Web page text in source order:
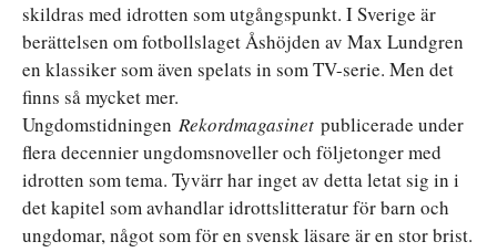
skildras med idrotten som utgångspunkt. I Sverige är
berättelsen om fotbollslaget Åshöjden av Max Lundgren
en klassiker som även spelats in som TV-serie. Men det
finns så mycket mer.
Ungdomstidningen Rekordmagasinet publicerade under
flera decennier ungdomsnoveller och följetonger med
idrotten som tema. Tyvärr har inget av detta letat sig in i
det kapitel som avhandlar idrottslitteratur för barn och
ungdomar, något som för en svensk läsare är en stor brist.